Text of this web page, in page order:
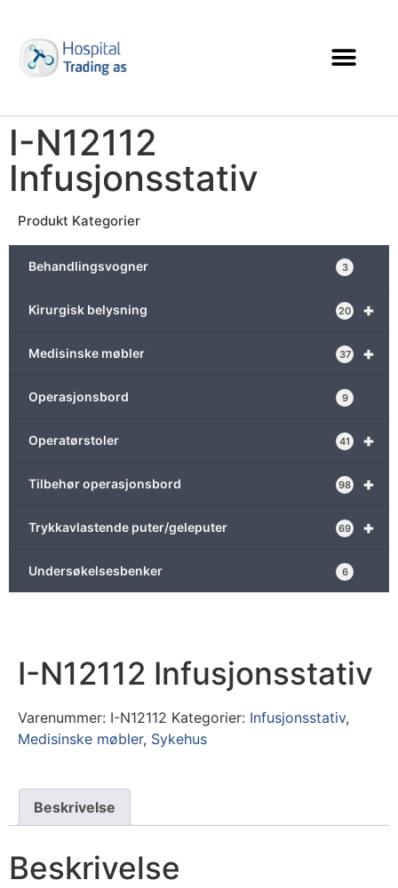
I-N12112
Infusjonsstativ
Produkt Kategorier
Behandlingsvogner 3
+
Kirurgisk belysning 20
+
Medisinske møbler 37
Operasjonsbord 9
+
Operatørstoler 41
+
Tilbehør operasjonsbord 98
+
Trykkavlastende puter/geleputer 69
Undersøkelsesbenker 6
I-N12112 Infusjonsstativ
Varenummer: I-N12112 Kategorier: Infusjonsstativ,
Medisinske møbler, Sykehus
Beskrivelse
Beskrivelse